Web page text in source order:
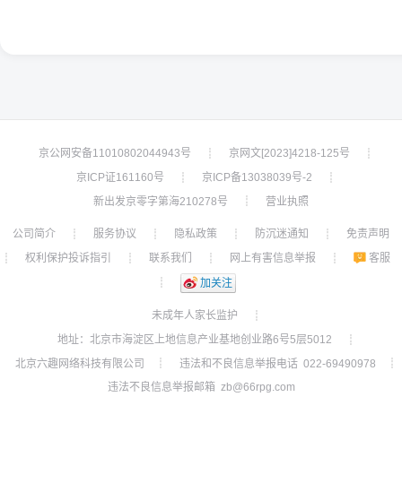
京公网安备11010802044943号 ┊ 京网文[2023]4218-125号
┊
京ICP证161160号
┊ 京ICP备13038039号-2
┊
新出发京零字第海210278号
┊ 营业执照
公司简介 ┊ 服务协议 ┊ 隐私政策 ┊ 防沉迷通知 ┊
免责声明
┊
权利保护投诉指引 ┊ 联系我们 ┊ 网上有害信息举报 ┊
客服
┊
加关注
未成年人家长监护
┊
地址：北京市海淀区上地信息产业基地创业路6号5层5012
┊
北京六趣网络科技有限公司
┊ 违法和不良信息举报电话 022-69490978
┊
违法不良信息举报邮箱 zb@66rpg.com